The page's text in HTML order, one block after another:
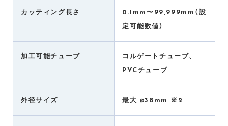
カッティング長さ 0.1mm〜99,999mm（設
定可能数値）
加工可能チューブ コルゲートチューブ、
PVCチューブ
外径サイズ 最大 ⌀38mm ※2